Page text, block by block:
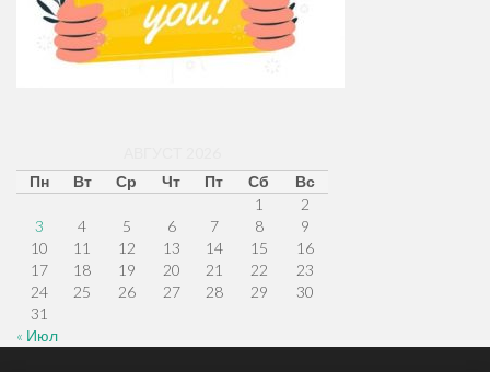
Пн
Вт Ср Чт Пт Сб
Вс
1
2
3
4 5 6 7 8
9
10
11 12 13 14 15
16
17
18 19 20 21 22
23
24
25 26 27 28 29
30
31
« Июл